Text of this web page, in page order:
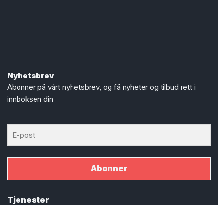
Nyhetsbrev
Abonner på vårt nyhetsbrev, og få nyheter og tilbud rett i
innboksen din.
Abonner
Tjenester